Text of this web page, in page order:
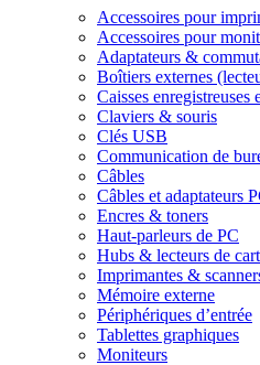
Accessoires pour
Accessoires pour
Adaptateurs &
Boîtiers externes
Caisses enregistreuses
Claviers & souris
Clés USB
Communication de
Câbles
Câbles et adaptateurs
Encres & toners
Haut-parleurs de PC
Hubs & lecteurs de
Imprimantes &
Mémoire externe
Périphériques d’entrée
Tablettes graphiques
Moniteurs